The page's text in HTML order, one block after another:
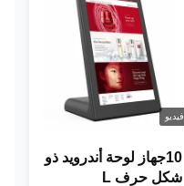
فيديو
10جهاز لوحة أندرويد ذو
شكل حرف L